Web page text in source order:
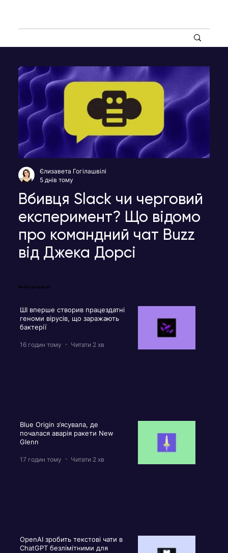
Вбивця Slack чи черговий
експеримент? Що відомо
про командний чат Buzz
від Джека Дорсі
Єлизавета Гогілашвілі
5 днів тому
Вибір редакції
ШІ вперше створив працездатні
геноми вірусів, що заражають
бактерії
16 годин тому Читати 2 хв
Blue Origin з’ясувала, де
почалася аварія ракети New
Glenn
17 годин тому Читати 2 хв
OpenAI зробить текстові чати в
ChatGPT безлімітними для